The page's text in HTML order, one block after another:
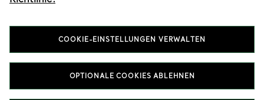
T&Co. 2026
COOKIE-EINSTELLUNGEN VERWALTEN
OPTIONALE COOKIES ABLEHNEN